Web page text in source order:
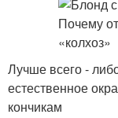
Лучше всего -
естественное
кончикам